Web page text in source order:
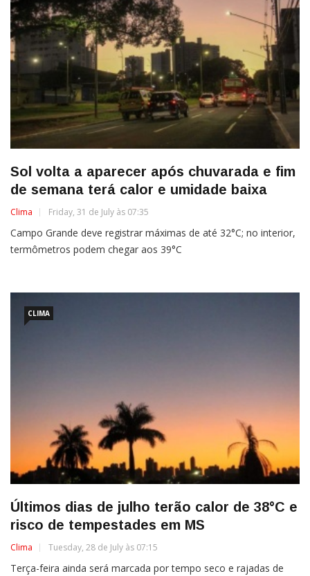
Sol volta a aparecer após chuvarada e fim
de semana terá calor e umidade baixa
Clima Friday, 31 de July às 07:35
Campo Grande deve registrar máximas de até 32°C; no interior,
termômetros podem chegar aos 39°C
CLIMA
Últimos dias de julho terão calor de 38°C e
risco de tempestades em MS
Clima Tuesday, 28 de July às 07:15
Terça-feira ainda será marcada por tempo seco e rajadas de